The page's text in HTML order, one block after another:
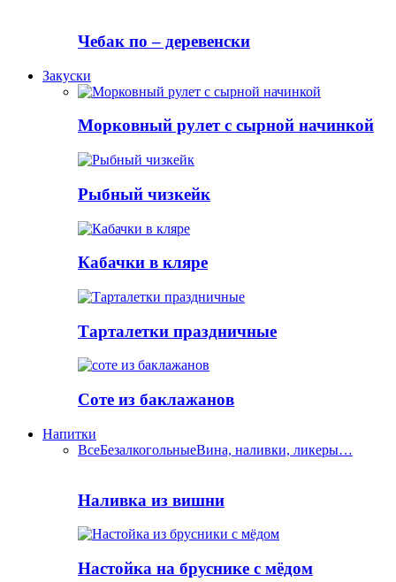
Чебак по – деревенски
Закуски
Морковный рулет с сырной начинкой
Рыбный чизкейк
Кабачки в кляре
Тарталетки праздничные
Соте из баклажанов
Напитки
ВсеБезалкогольныеВина, наливки, ликеры…
Наливка из вишни
Настойка на бруснике с мёдом